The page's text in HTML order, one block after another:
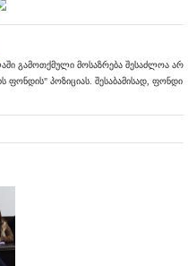
გამოთქმული მოსაზრება შესაძლოა არ
ფონდის" პოზიციას. შესაბამისად, ფონდი